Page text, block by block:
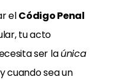
elCódigo Penal
tu acto
ser laúnica
cuando sea un